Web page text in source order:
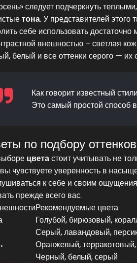
следует подчеркнуть
тона. У представителей
себе использовать
внешностью – светлая
белый и все оттенки серого — их
Как говорит известный
Это самый простой способ
по подбору оттенков
цветастоит учитывать не
чувствуете уверенность в
к себе и своим
прежде всего вас.
Рекомендуемые цвета
Голубой, бирюзовый,
Серый, лавандовый,
Оранжевый,
Черный, белый, серый